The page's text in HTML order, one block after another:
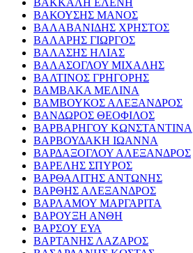
ΒΑΚΚΑΛΗ ΕΛΕΝΗ
ΒΑΚΟΥΣΗΣ ΜΑΝΟΣ
ΒΑΛΑΒΑΝΙΔΗΣ ΧΡΗΣΤΟΣ
ΒΑΛΑΡΗΣ ΓΙΩΡΓΟΣ
ΒΑΛΑΣΗΣ ΗΛΙΑΣ
ΒΑΛΑΣΟΓΛΟΥ ΜΙΧΑΛΗΣ
ΒΑΛΤΙΝΟΣ ΓΡΗΓΟΡΗΣ
ΒΑΜΒΑΚΑ ΜΕΛΙΝΑ
ΒΑΜΒΟΥΚΟΣ ΑΛΕΞΑΝΔΡΟΣ
ΒΑΝΔΩΡΟΣ ΘΕΟΦΙΛΟΣ
ΒΑΡΒΑΡΗΓΟΥ ΚΩΝΣΤΑΝΤΙΝΑ
ΒΑΡΒΟΥΔΑΚΗ ΙΩΑΝΝΑ
ΒΑΡΔΑΞΟΓΛΟΥ ΑΛΕΞΑΝΔΡΟΣ
ΒΑΡΕΛΗΣ ΣΠΥΡΟΣ
ΒΑΡΘΑΛΙΤΗΣ ΑΝΤΩΝΗΣ
ΒΑΡΘΗΣ ΑΛΕΞΑΝΔΡΟΣ
ΒΑΡΛΑΜΟΥ ΜΑΡΓΑΡΙΤΑ
ΒΑΡΟΥΞΗ ΑΝΘΗ
ΒΑΡΣΟΥ ΕΥΑ
ΒΑΡΤΑΝΗΣ ΛΑΖΑΡΟΣ